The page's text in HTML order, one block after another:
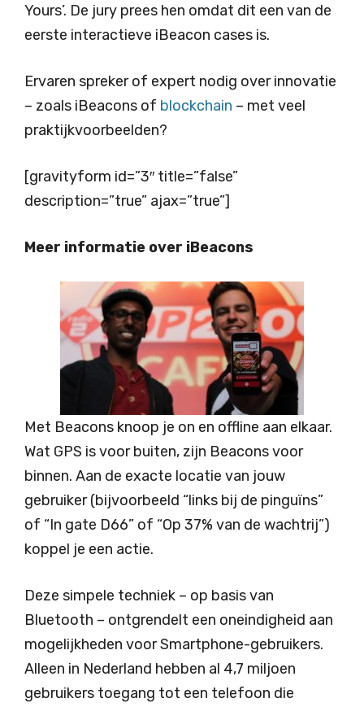
Yours’. De jury prees hen omdat dit een van de
eerste interactieve iBeacon cases is.
Ervaren spreker of expert nodig over innovatie
– zoals iBeacons of blockchain – met veel
praktijkvoorbeelden?
[gravityform id=”3″ title=”false”
description=”true” ajax=”true”]
Meer informatie over iBeacons
Met Beacons knoop je on en offline aan elkaar.
Wat GPS is voor buiten, zijn Beacons voor
binnen. Aan de exacte locatie van jouw
gebruiker (bijvoorbeeld “links bij de pinguïns”
of “In gate D66” of “Op 37% van de wachtrij”)
koppel je een actie.
Deze simpele techniek – op basis van
Bluetooth – ontgrendelt een oneindigheid aan
mogelijkheden voor Smartphone-gebruikers.
Alleen in Nederland hebben al 4,7 miljoen
gebruikers toegang tot een telefoon die